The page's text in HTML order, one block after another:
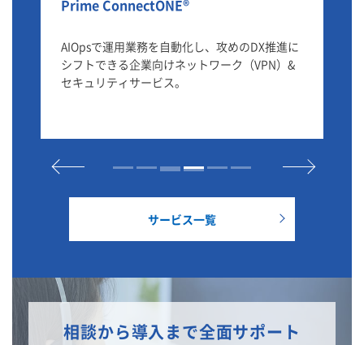
Prime ConnectONE®
AIOpsで運用業務を自動化し、攻めのDX推進に
シフトできる企業向けネットワーク（VPN）&
セキュリティサービス。
サービス一覧
相談から導入まで全面サポート